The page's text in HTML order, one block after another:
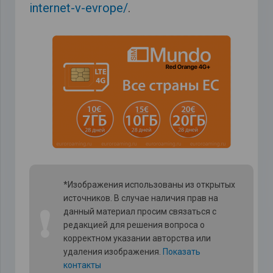
internet-v-evrope/.
*Изображения использованы из открытых
источников. В случае наличия прав на
данный материал просим связаться с
редакцией для решения вопроса о
корректном указании авторства или
удаления изображения. Показать
контакты